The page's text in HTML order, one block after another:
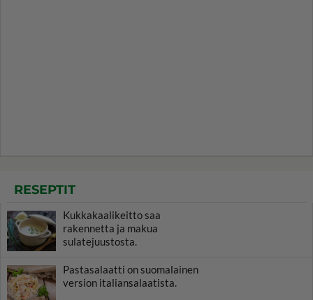
RESEPTIT
Kukkakaalikeitto saa
rakennetta ja makua
sulatejuustosta.
Pastasalaatti on suomalainen
version italiansalaatista.